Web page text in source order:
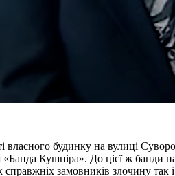
власного будинку на вулиці
Кушніра». До цієї ж банди
справжніх замовників злочину